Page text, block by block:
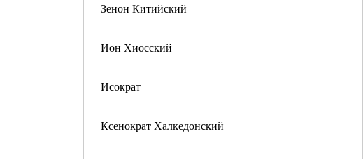
Зенон Китийский
Ион Хиосский
Исократ
Ксенократ Халкедонский